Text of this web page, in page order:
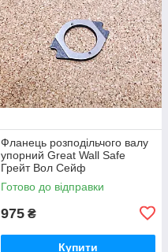
Фланець розподільчого валу
упорний Great Wall Safe
Грейт Вол Сейф
Готово до відправки
975 ₴
Купити